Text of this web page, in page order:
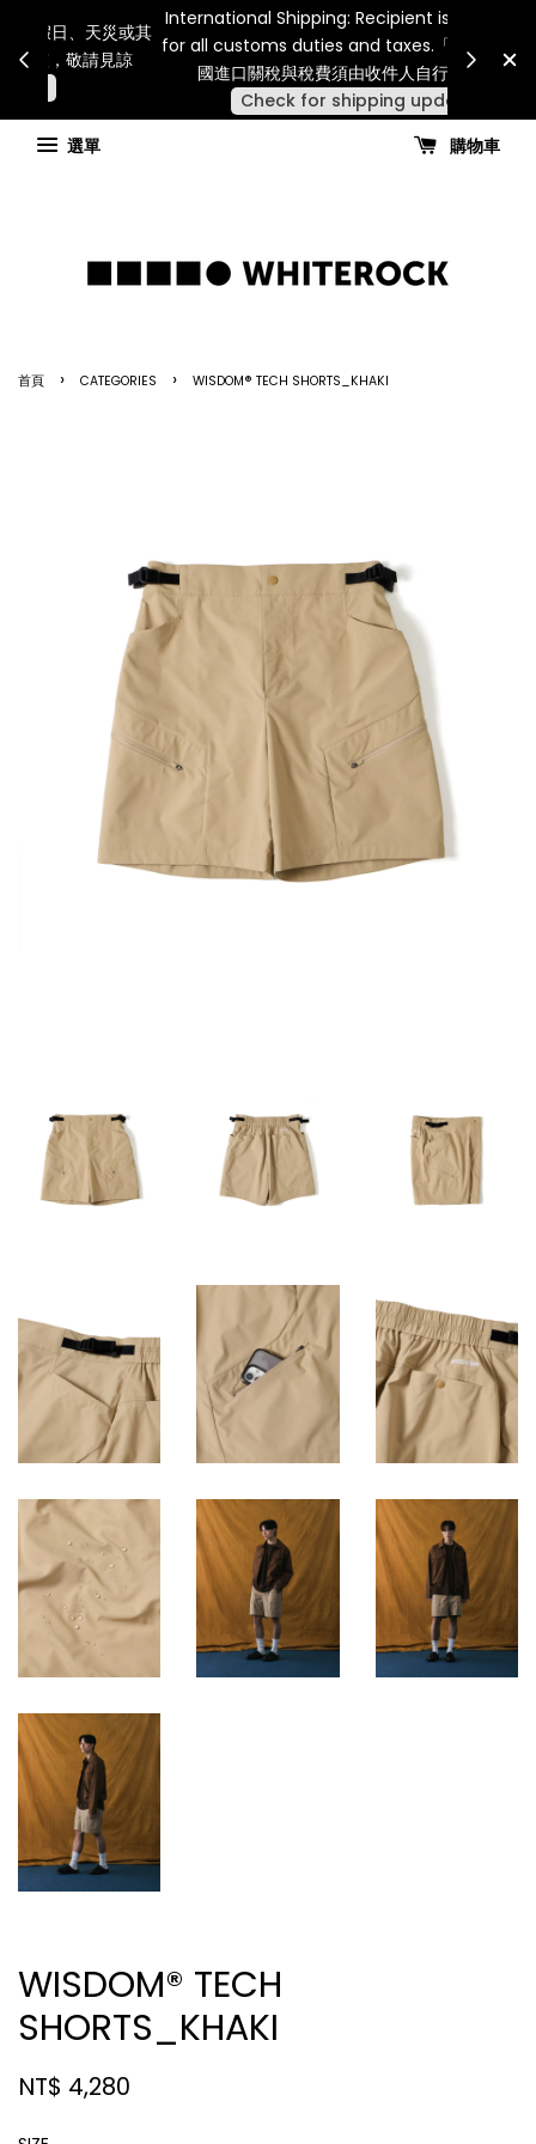
連假期間宅配服務將暫停配送。 如遇假日、天災或其
他不可抗力因素，出貨安排可能調整，敬請見諒
查看國內宅配最新公告
for all
國
選單
購物車
首頁 › CATEGORIES › WISDOM® TECH SHORTS_KHAKI
WISDOM® TECH
SHORTS_KHAKI
NT$ 4,280